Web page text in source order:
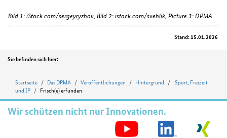
Bild 1: iStock.com/sergeyryzhov, Bild 2: istock.com/svehlik, Picture 3: DPMA
Stand: 15.01.2026
Position
Sie befinden sich hier:
Startseite Das DPMA Veröffentlichungen Hintergrund
Sport, Freizeit
und IP
Frisch(e) erfunden
Wir schützen nicht nur Innovationen.